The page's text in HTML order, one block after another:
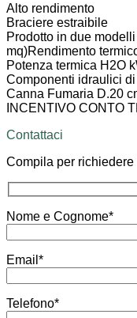
Alto rendimento
Braciere estraibile
Prodotto in due
mq)Rendimento
Potenza termica H2O
Componenti idraulici
Canna Fumaria D.20
INCENTIVO CONTO
Contattaci
Compila per richiedere
Nome e Cognome*
Email*
Telefono*